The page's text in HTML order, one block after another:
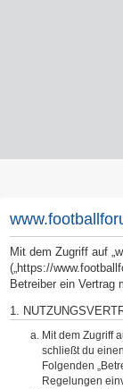
Mit dem Zugriff auf
(„https://
Betreiber ein Vertrag
1.
Mit dem Zugriff
schließt du
Folgenden
Regelungen